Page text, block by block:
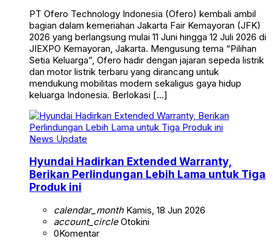
PT Ofero Technology Indonesia (Ofero) kembali ambil
bagian dalam kemeriahan Jakarta Fair Kemayoran (JFK)
2026 yang berlangsung mulai 11 Juni hingga 12 Juli 2026 di
JIEXPO Kemayoran, Jakarta. Mengusung tema “Pilihan
Setia Keluarga”, Ofero hadir dengan jajaran sepeda listrik
dan motor listrik terbaru yang dirancang untuk
mendukung mobilitas modern sekaligus gaya hidup
keluarga Indonesia. Berlokasi […]
News Update
Hyundai Hadirkan Extended Warranty,
Berikan Perlindungan Lebih Lama untuk Tiga
Produk ini
calendar_monthKamis, 18 Jun 2026
account_circleOtokini
0Komentar